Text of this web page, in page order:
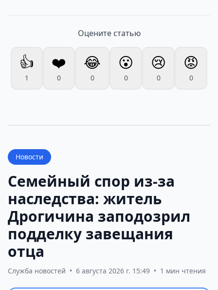
Оцените статью
👍
1
❤️
0
😂
0
😮
0
😢
0
😡
0
Новости
Семейный спор из-за
наследства: житель
Дрогичина заподозрил
подделку завещания
отца
Служба новостей • 6 августа 2026 г. 15:49 • 1 мин чтения